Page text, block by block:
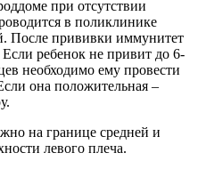
при отсутствии
в поликлинике
После прививки иммунитет
Если ребенок не привит до 6-
необходимо ему провести
она положительная –
на границе средней и
левого плеча.